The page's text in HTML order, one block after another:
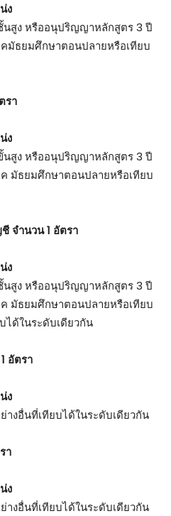
ง
สูง หรืออนุปริญญาหลักสูตร 3 ปี
มัธยมศึกษาตอนปลายหรือเทียบ
รา
ง
สูง หรืออนุปริญญาหลักสูตร 3 ปี
มัธยมศึกษาตอนปลายหรือเทียบ
จำนวน 1 อัตรา
ง
สูง หรืออนุปริญญาหลักสูตร 3 ปี
มัธยมศึกษาตอนปลายหรือเทียบ
ด้ในระดับเดียวกัน
อัตรา
ง
อื่นที่เทียบได้ในระดับเดียวกัน
า
ง
อื่นที่เทียบได้ในระดับเดียวกัน